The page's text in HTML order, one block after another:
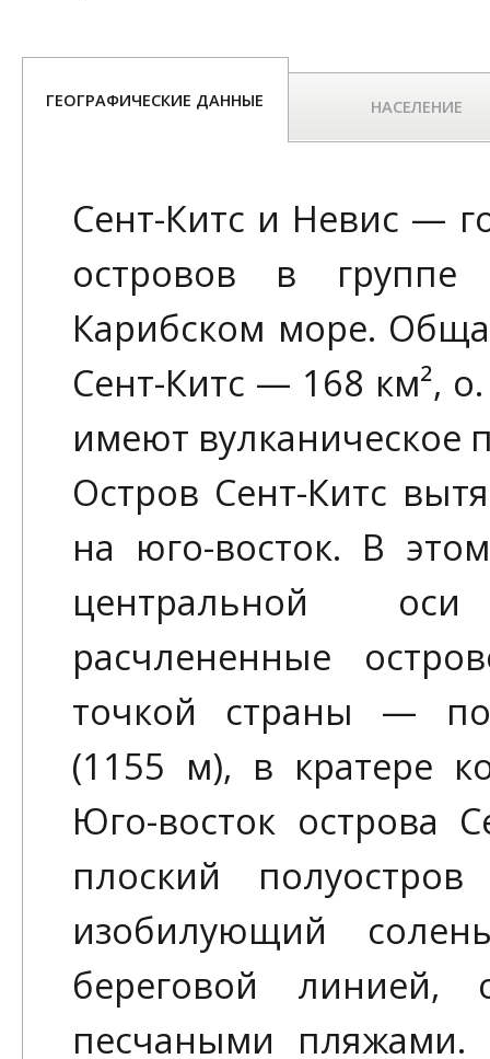
ГЕОГРАФИЧЕСКИЕ ДАННЫЕ НАСЕЛЕНИЕ
Сент-Китс и Невис —
островов в группе
Карибском море.
Сент-Китс — 168 км²,
имеют вулканическое
Остров Сент-Китс
на юго-восток. В
центральной
расчлененные
точкой страны —
(1155 м), в кратере
Юго-восток острова
плоский
изобилующий
береговой
песчаными